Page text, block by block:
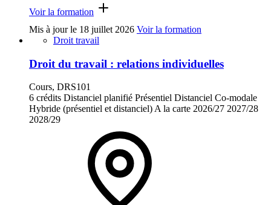
Voir la formation
Mis à jour le 18 juillet 2026 Voir la formation
Droit travail
Droit du travail : relations individuelles
Cours, DRS101
6 crédits Distanciel planifié Présentiel Distanciel Co-modale
Hybride (présentiel et distanciel) A la carte 2026/27 2027/28
2028/29